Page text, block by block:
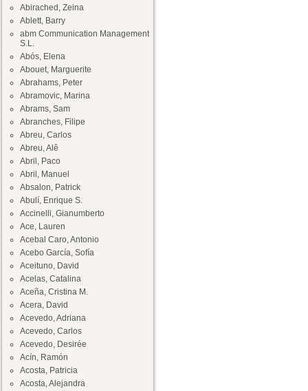
Abirached, Zeina
Ablett, Barry
abm Communication Management
S.L.
Abós, Elena
Abouet, Marguerite
Abrahams, Peter
Abramovic, Marina
Abrams, Sam
Abranches, Filipe
Abreu, Carlos
Abreu, Alê
Abril, Paco
Abril, Manuel
Absalon, Patrick
Abulí, Enrique S.
Accinelli, Gianumberto
Ace, Lauren
Acebal Caro, Antonio
Acebo García, Sofía
Aceituno, David
Acelas, Catalina
Aceña, Cristina M.
Acera, David
Acevedo, Adriana
Acevedo, Carlos
Acevedo, Desirée
Acín, Ramón
Acosta, Patricia
Acosta, Alejandra